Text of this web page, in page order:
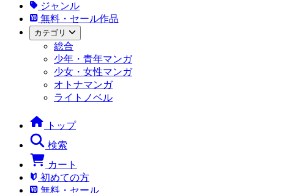
ジャンル
無料・セール作品
カテゴリ
総合
少年・青年マンガ
少女・女性マンガ
オトナマンガ
ライトノベル
トップ
検索
カート
初めての方
無料・セール